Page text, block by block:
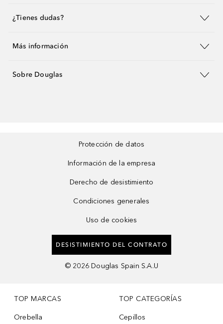
¿Tienes dudas?
Más información
Sobre Douglas
Protección de datos
Información de la empresa
Derecho de desistimiento
Condiciones generales
Uso de cookies
DESISTIMIENTO DEL CONTRATO
© 2026 Douglas Spain S.A.U
TOP MARCAS
Orebella
TOP CATEGORÍAS
Cepillos